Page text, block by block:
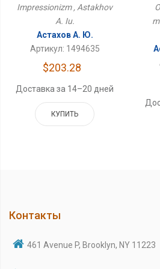
Impressionizm , Astakhov
A. Iu.
Астахов А. Ю.
Артикул: 1494635
$203.28
Доставка за 14–20 дней
КУПИТЬ
Контакты
461 Avenue P, Brooklyn, NY 11223